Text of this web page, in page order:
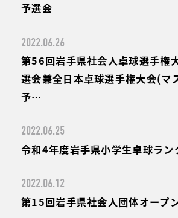
予選会
2022.06.26
第56回岩手県社会人卓球選手権
選会兼全日本卓球選手権大会(マ
予…
2022.06.25
令和4年度岩手県小学生卓球ラン
2022.06.12
第15回岩手県社会人団体オープ